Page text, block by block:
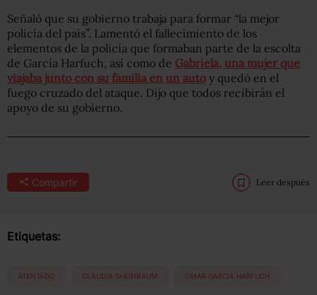
Señaló que su gobierno trabaja para formar “la mejor
policía del país”. Lamentó el fallecimiento de los
elementos de la policía que formaban parte de la escolta
de García Harfuch, así como de Gabriela, una mujer que
viajaba junto con su familia en un auto y quedó en el
fuego cruzado del ataque. Dijo que todos recibirán el
apoyo de su gobierno.
Compartir Leer después
Etiquetas:
ATENTADO CLAUDIA SHEINBAUM OMAR GARCÍA HARFUCH